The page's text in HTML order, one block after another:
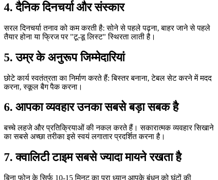
4. दैनिक दिनचर्या और संस्कार
सरल दिनचर्या तनाव को कम करती है: सोने से पहले पढ़ना, बाहर जाने से पहले
तैयार होना या फ्रिज पर "टू-डू लिस्ट" स्थिरता लाती है।
5. उम्र के अनुरूप जिम्मेदारियां
छोटे कार्य स्वतंत्रता का निर्माण करते हैं: बिस्तर बनाना, टेबल सेट करने में मदद
करना, स्कूल बैग पैक करना।
6. आपका व्यवहार उनका सबसे बड़ा सबक है
बच्चे लहजे और प्रतिक्रियाओं की नकल करते हैं। सकारात्मक व्यवहार सिखाने
का सबसे अच्छा तरीका इसे स्वयं लगातार प्रदर्शित करना है।
7. क्वालिटी टाइम सबसे ज्यादा मायने रखता है
बिना फोन के सिर्फ 10-15 मिनट का पूरा ध्यान आपके बंधन को घंटों की